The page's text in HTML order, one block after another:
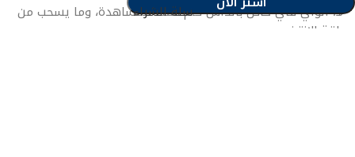
لا، الواي فاي خاص بالداش كام فقط للمشاهدة، وما يسحب من
باقة الإنترنت.
سلة الشراء